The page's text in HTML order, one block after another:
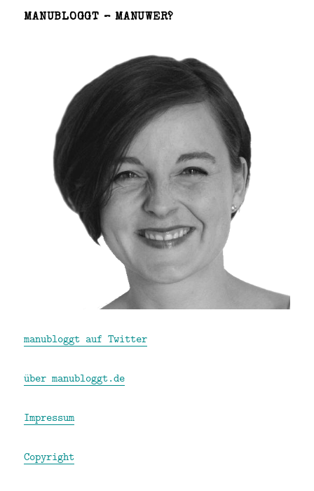
MANUBLOGGT – MANUWER?
manubloggt auf Twitter
über manubloggt.de
Impressum
Copyright